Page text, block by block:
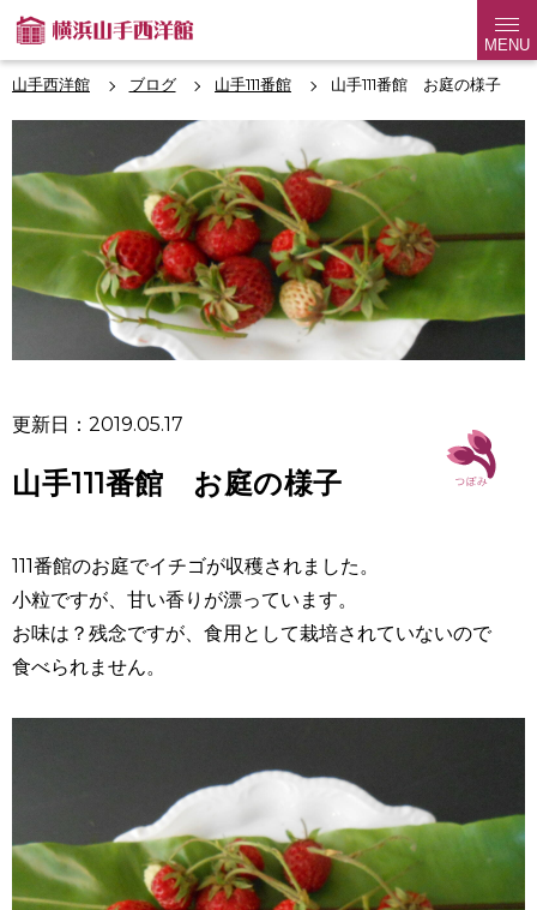
MENU
山手西洋館 ブログ 山手111番館 山手111番館 お庭の様子
更新日：2019.05.17
山手111番館 お庭の様子
111番館のお庭でイチゴが収穫されました。
小粒ですが、甘い香りが漂っています。
お味は？残念ですが、食用として栽培されていないので
食べられません。